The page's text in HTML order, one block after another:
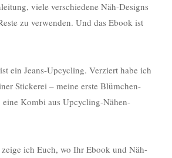
viele verschiedene Näh-Designs
zu verwenden. Und das Ebook ist
ein Jeans-Upcycling. Verziert habe ich
Stickerei – meine erste Blümchen-
eine Kombi aus Upcycling-Nähen-
ich Euch, wo Ihr Ebook und Näh-